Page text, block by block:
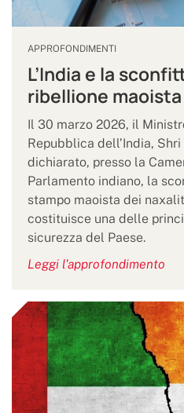
APPROFONDIMENTI
L’India e la
ribellione maoista
Il 30 marzo 2026, il
Repubblica dell’India,
dichiarato, presso la
Parlamento indiano, la
stampo maoista dei
costituisce una delle
sicurezza del Paese.
Leggi l'approfondimento